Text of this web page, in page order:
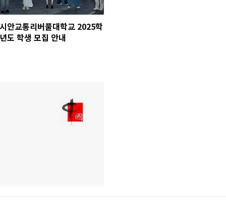
시안교통리버풀대학교 2025학
년도 학생 모집 안내